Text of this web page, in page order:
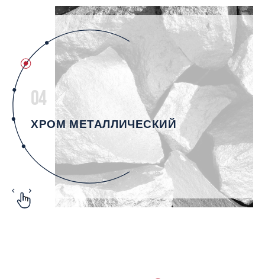
04
ХРОМ МЕТАЛЛИЧЕСКИЙ